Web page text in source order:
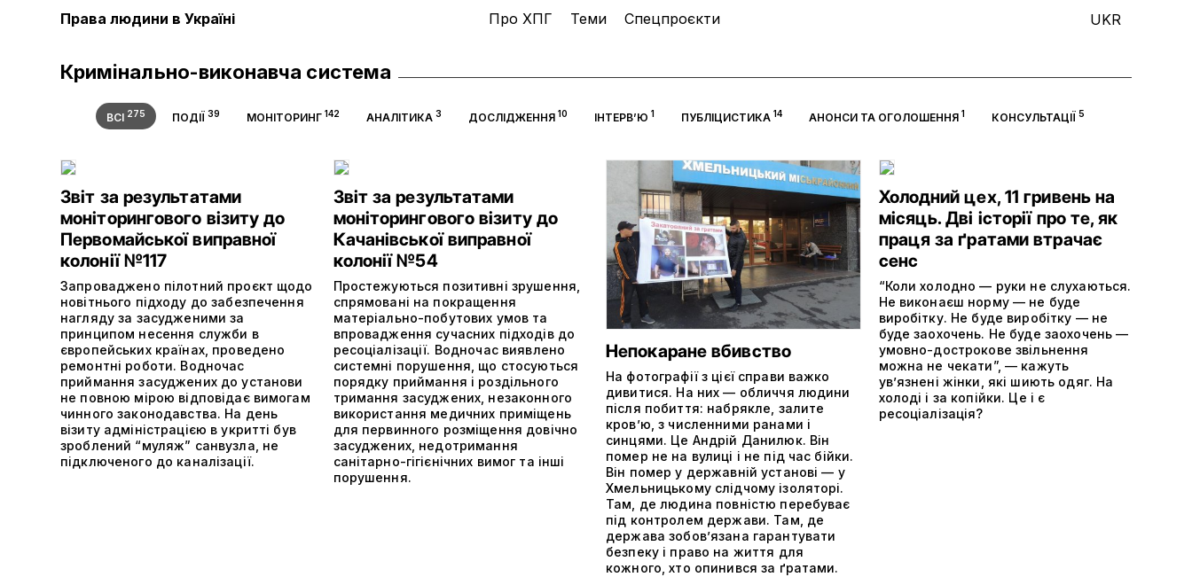
Права людини в Україні Про ХПГ Теми Спецпроєкти UKR
Кримінально-виконавча система
ВСІ275 ПОДІЇ39 МОНІТОРИНГ142 АНАЛІТИКА 3 ДОСЛІДЖЕННЯ10 ІНТЕРВ’Ю 1 ПУБЛІЦИСТИКА 14 АНОНСИ ТА ОГОЛОШЕННЯ1 КОНСУЛЬТАЦІЇ5
Звіт за результатами
моніторингового візиту до
Первомайської виправної
колонії №117
Запроваджено пілотний проєкт щодо
новітнього підходу до забезпечення
нагляду за засудженими за
принципом несення служби в
європейських країнах, проведено
ремонтні роботи. Водночас
приймання засуджених до установи
не повною мірою відповідає вимогам
чинного законодавства. На день
візиту адміністрацією в укритті був
зроблений “муляж” санвузла, не
підключеного до каналізації.
Звіт за результатами
моніторингового візиту до
Качанівської виправної
колонії №54
Простежуються позитивні зрушення,
спрямовані на покращення
матеріально-побутових умов та
впровадження сучасних підходів до
ресоціалізації. Водночас виявлено
системні порушення, що стосуються
порядку приймання і роздільного
тримання засуджених, незаконного
використання медичних приміщень
для первинного розміщення довічно
засуджених, недотримання
санітарно-гігієнічних вимог та інші
порушення.
Непокаране вбивство
На фотографії з цієї справи важко
дивитися. На них — обличчя людини
після побиття: набрякле, залите
кров’ю, з численними ранами і
синцями. Це Андрій Данилюк. Він
помер не на вулиці і не під час бійки.
Він помер у державній установі — у
Хмельницькому слідчому ізоляторі.
Там, де людина повністю перебуває
під контролем держави. Там, де
держава зобов’язана гарантувати
безпеку і право на життя для
кожного, хто опинився за ґратами.
Холодний цех, 11 гривень на
місяць. Дві історії про те, як
праця за ґратами втрачає
сенс
“Коли холодно — руки не слухаються.
Не виконаєш норму — не буде
виробітку. Не буде виробітку — не
буде заохочень. Не буде заохочень —
умовно-дострокове звільнення
можна не чекати”, — кажуть
ув’язнені жінки, які шиють одяг. На
холоді і за копійки. Це і є
ресоціалізація?